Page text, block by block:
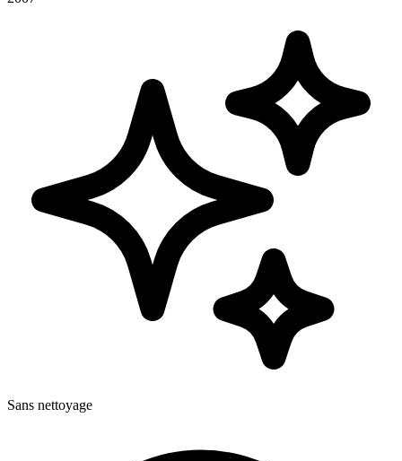
Sans nettoyage